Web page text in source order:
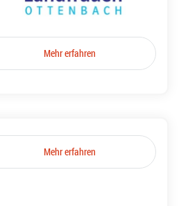
Mehr erfahren
Mehr erfahren